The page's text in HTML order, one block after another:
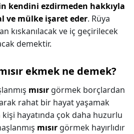
kendini ezdirmeden hakkıyla
ve mülke işaret eder. Rüya
kıskanılacak ve iç geçirilecek
demektir.
ekmek ne demek?
mısır görmek borçlardan
rahat bir hayat yaşamak
kişi hayatında çok daha huzurlu
mısır görmek hayırlıdır